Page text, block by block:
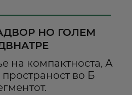
НО ГОЛЕМ
на компактноста, А
пространост во Б